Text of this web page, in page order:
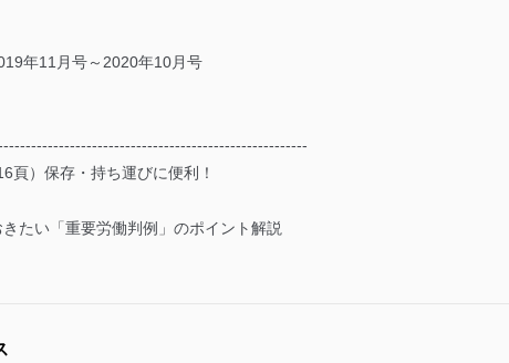
年11月号～2020年10月号
頁）保存・持ち運びに便利！
たい「重要労働判例」のポイント解説